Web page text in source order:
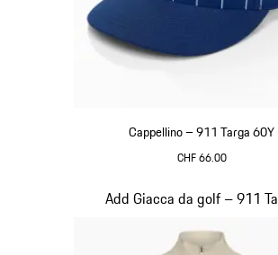
Cappellino – 911 Targa 60Y
CHF 66.00
Add Giacca da golf – 911
Diapositiva 7 di 20